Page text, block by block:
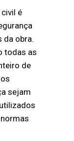
é
da obra.
todas as
de
sejam